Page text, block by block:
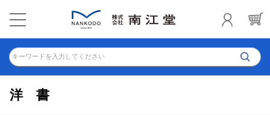
キーワードを入力してください
洋書